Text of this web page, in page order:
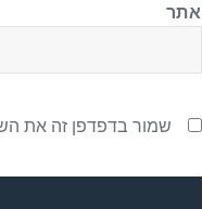
אתר
שמור בדפדפן זה את